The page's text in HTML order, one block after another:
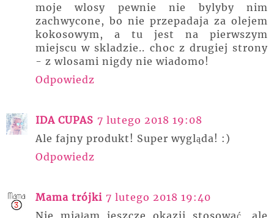
moje wlosy pewnie nie bylyby nim
zachwycone, bo nie przepadaja za olejem
kokosowym, a tu jest na pierwszym
miejscu w skladzie.. choc z drugiej strony
- z wlosami nigdy nie wiadomo!
Odpowiedz
IDA CUPAS 7 lutego 2018 19:08
Ale fajny produkt! Super wygląda! :)
Odpowiedz
Mama trójki 7 lutego 2018 19:40
Nie miałam jeszcze okazji stosować, ale